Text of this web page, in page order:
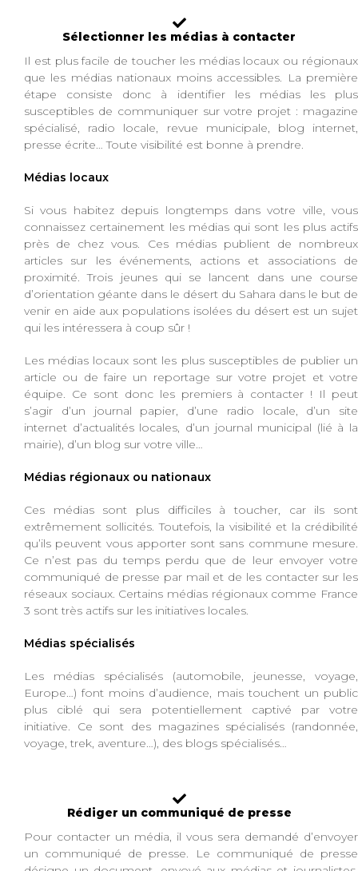
Sélectionner les médias à contacter
Il est plus facile de toucher les médias locaux ou régionaux
que les médias nationaux moins accessibles. La première
étape consiste donc à identifier les médias les plus
susceptibles de communiquer sur votre projet : magazine
spécialisé, radio locale, revue municipale, blog internet,
presse écrite… Toute visibilité est bonne à prendre.
Médias locaux
Si vous habitez depuis longtemps dans votre ville, vous
connaissez certainement les médias qui sont les plus actifs
près de chez vous. Ces médias publient de nombreux
articles sur les événements, actions et associations de
proximité. Trois jeunes qui se lancent dans une course
d’orientation géante dans le désert du Sahara dans le but de
venir en aide aux populations isolées du désert est un sujet
qui les intéressera à coup sûr !
Les médias locaux sont les plus susceptibles de publier un
article ou de faire un reportage sur votre projet et votre
équipe. Ce sont donc les premiers à contacter ! Il peut
s’agir d’un journal papier, d’une radio locale, d’un site
internet d’actualités locales, d’un journal municipal (lié à la
mairie), d’un blog sur votre ville…
Médias régionaux ou nationaux
Ces médias sont plus difficiles à toucher, car ils sont
extrêmement sollicités. Toutefois, la visibilité et la crédibilité
qu’ils peuvent vous apporter sont sans commune mesure.
Ce n’est pas du temps perdu que de leur envoyer votre
communiqué de presse par mail et de les contacter sur les
réseaux sociaux. Certains médias régionaux comme France
3 sont très actifs sur les initiatives locales.
Médias spécialisés
Les médias spécialisés (automobile, jeunesse, voyage,
Europe…) font moins d’audience, mais touchent un public
plus ciblé qui sera potentiellement captivé par votre
initiative. Ce sont des magazines spécialisés (randonnée,
voyage, trek, aventure…), des blogs spécialisés…
Rédiger un communiqué de presse
Pour contacter un média, il vous sera demandé d’envoyer
un communiqué de presse. Le communiqué de presse